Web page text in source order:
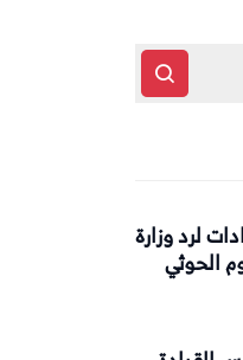
لرد وزارة
الحوثي